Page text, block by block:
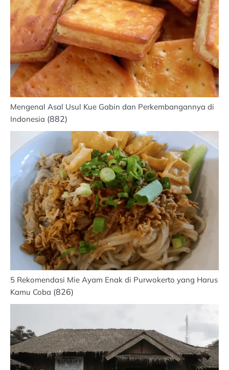
Mengenal Asal Usul Kue Gabin dan Perkembangannya di
Indonesia (882)
5 Rekomendasi Mie Ayam Enak di Purwokerto yang Harus
Kamu Coba (826)